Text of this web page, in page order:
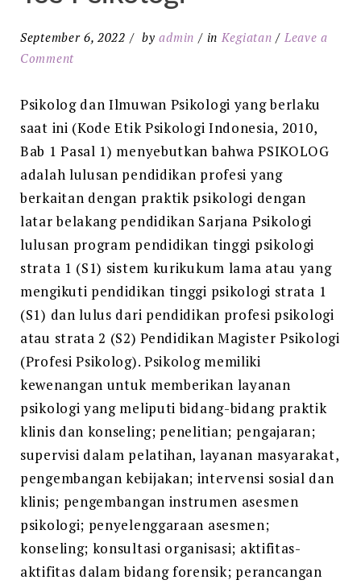
September 6, 2022 byadmin in Kegiatan
Leave a
Comment
Psikolog dan Ilmuwan Psikologi yang berlaku
saat ini (Kode Etik Psikologi Indonesia, 2010,
Bab 1 Pasal 1) menyebutkan bahwa PSIKOLOG
adalah lulusan pendidikan profesi yang
berkaitan dengan praktik psikologi dengan
latar belakang pendidikan Sarjana Psikologi
lulusan program pendidikan tinggi psikologi
strata 1 (S1) sistem kurikukum lama atau yang
mengikuti pendidikan tinggi psikologi strata 1
(S1) dan lulus dari pendidikan profesi psikologi
atau strata 2 (S2) Pendidikan Magister Psikologi
(Profesi Psikolog). Psikolog memiliki
kewenangan untuk memberikan layanan
psikologi yang meliputi bidang-bidang praktik
klinis dan konseling; penelitian; pengajaran;
supervisi dalam pelatihan, layanan masyarakat,
pengembangan kebijakan; intervensi sosial dan
klinis; pengembangan instrumen asesmen
psikologi; penyelenggaraan asesmen;
konseling; konsultasi organisasi; aktifitas-
aktifitas dalam bidang forensik; perancangan